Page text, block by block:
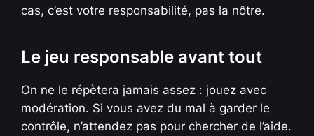
cas, c’est votre responsabilité, pas la nôtre.
Le jeu responsable avant tout
On ne le répètera jamais assez : jouez avec
modération. Si vous avez du mal à garder le
contrôle, n’attendez pas pour chercher de l’aide.